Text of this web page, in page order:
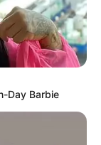
de Saúde é
Day Barbie